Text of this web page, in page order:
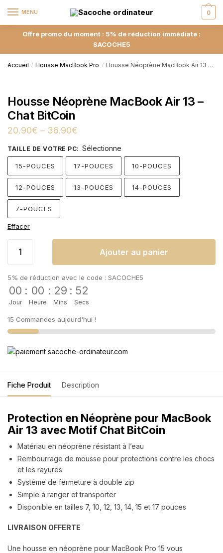
MENU 0
Offre promo du moment : 5% de réduction immédiate :
SACOCHE5
Accueil / Housse MacBook Pro / Housse Néoprène MacBook Air 13 – Chat BitCoin
Housse Néoprène MacBook Air 13 –
Chat BitCoin
20.90€ – 36.90€
TAILLE DE VOTRE PC: Sélectionne
15-POUCES 17-POUCES 10-POUCES
12-POUCES 13-POUCES 14-POUCES
7-POUCES
Effacer
Ajouter au panier
5% de réduction avec le code : SACOCHE5
00
Jour
: 00
Heure
: 29
Mins
: 51
Secs
15 Commandes aujourd'hui !
Fiche Produit Description
Protection en Néoprène pour MacBook
Air 13 avec Motif Chat BitCoin
Matériau en néoprène résistant à l’eau
Rembourrage de mousse pour protections contre les chocs
et les rayures
Système de fermeture à double zip
Simple à ranger et transporter
Disponible en tailles 7, 10, 12, 13, 14, 15 et 17 pouces
LIVRAISON OFFERTE
Une housse en néoprène pour MacBook Pro 15 vous